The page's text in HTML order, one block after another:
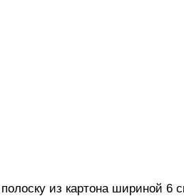
из картона шириной 6